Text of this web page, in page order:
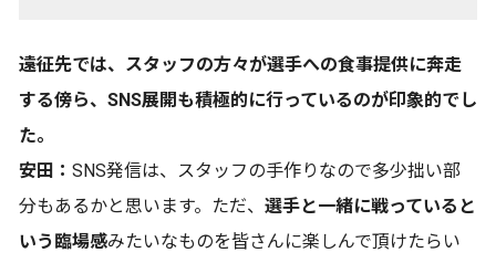
――遠征先では、スタッフの方々が選手への食事提供に奔走
する傍ら、SNS展開も積極的に行っているのが印象的でし
た。
安田： SNS発信は、スタッフの手作りなので多少拙い部
分もあるかと思います。ただ、 選手と一緒に戦っていると
いう臨場感みたいなものを皆さんに楽しんで頂けたらい